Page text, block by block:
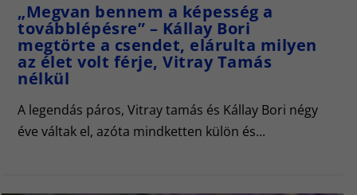
„Megvan bennem a képesség a
továbblépésre” – Kállay Bori
megtörte a csendet, elárulta milyen
az élet volt férje, Vitray Tamás
nélkül
A legendás páros, Vitray tamás és Kállay Bori négy
éve váltak el, azóta mindketten külön és...